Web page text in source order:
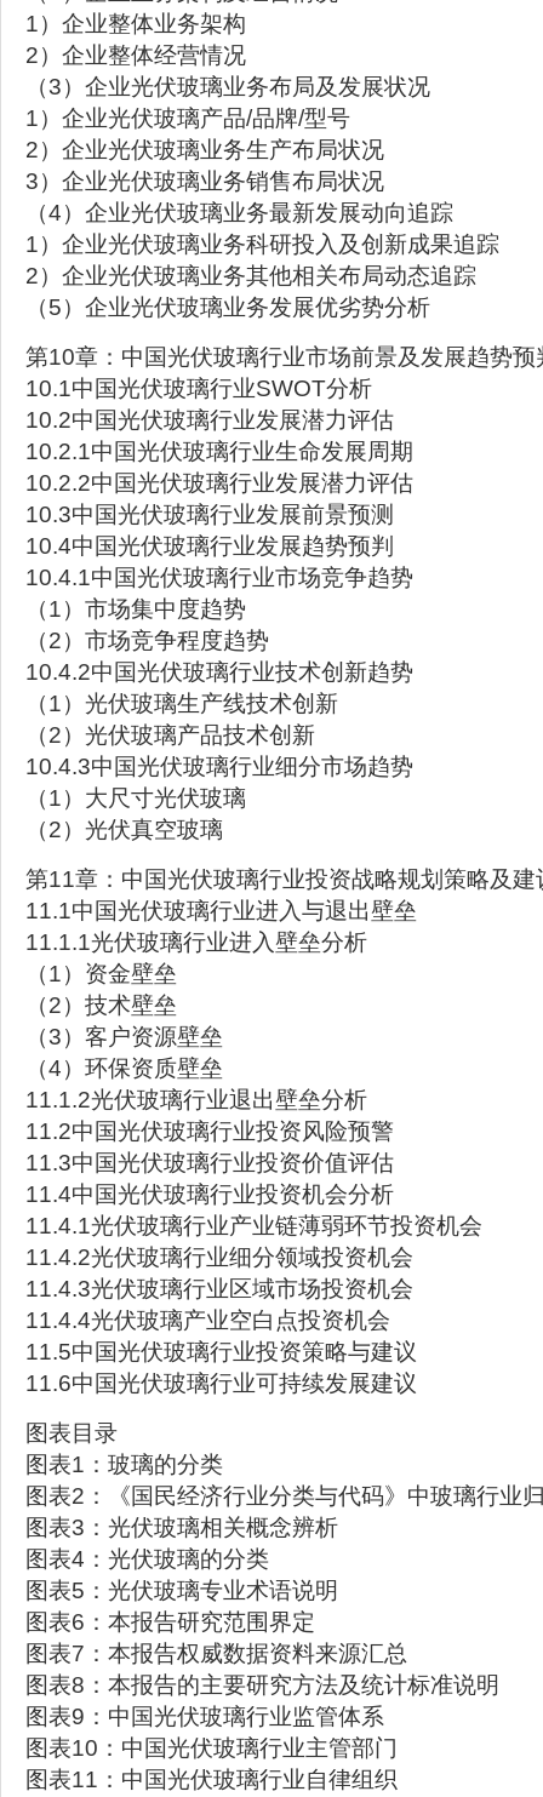
1）企业整体业务架构
2）企业整体经营情况
（3）企业光伏玻璃业务布局及发展状况
1）企业光伏玻璃产品/品牌/型号
2）企业光伏玻璃业务生产布局状况
3）企业光伏玻璃业务销售布局状况
（4）企业光伏玻璃业务最新发展动向追踪
1）企业光伏玻璃业务科研投入及创新成果追踪
2）企业光伏玻璃业务其他相关布局动态追踪
（5）企业光伏玻璃业务发展优劣势分析
第10章：中国光伏玻璃行业市场前景及发展趋势预
10.1中国光伏玻璃行业SWOT分析
10.2中国光伏玻璃行业发展潜力评估
10.2.1中国光伏玻璃行业生命发展周期
10.2.2中国光伏玻璃行业发展潜力评估
10.3中国光伏玻璃行业发展前景预测
10.4中国光伏玻璃行业发展趋势预判
10.4.1中国光伏玻璃行业市场竞争趋势
（1）市场集中度趋势
（2）市场竞争程度趋势
10.4.2中国光伏玻璃行业技术创新趋势
（1）光伏玻璃生产线技术创新
（2）光伏玻璃产品技术创新
10.4.3中国光伏玻璃行业细分市场趋势
（1）大尺寸光伏玻璃
（2）光伏真空玻璃
第11章：中国光伏玻璃行业投资战略规划策略及建
11.1中国光伏玻璃行业进入与退出壁垒
11.1.1光伏玻璃行业进入壁垒分析
（1）资金壁垒
（2）技术壁垒
（3）客户资源壁垒
（4）环保资质壁垒
11.1.2光伏玻璃行业退出壁垒分析
11.2中国光伏玻璃行业投资风险预警
11.3中国光伏玻璃行业投资价值评估
11.4中国光伏玻璃行业投资机会分析
11.4.1光伏玻璃行业产业链薄弱环节投资机会
11.4.2光伏玻璃行业细分领域投资机会
11.4.3光伏玻璃行业区域市场投资机会
11.4.4光伏玻璃产业空白点投资机会
11.5中国光伏玻璃行业投资策略与建议
11.6中国光伏玻璃行业可持续发展建议
图表目录
图表1：玻璃的分类
图表2：《国民经济行业分类与代码》中玻璃行业
图表3：光伏玻璃相关概念辨析
图表4：光伏玻璃的分类
图表5：光伏玻璃专业术语说明
图表6：本报告研究范围界定
图表7：本报告权威数据资料来源汇总
图表8：本报告的主要研究方法及统计标准说明
图表9：中国光伏玻璃行业监管体系
图表10：中国光伏玻璃行业主管部门
图表11：中国光伏玻璃行业自律组织